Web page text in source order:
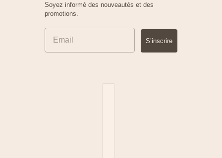
Soyez informé des nouveautés et des
promotions.
S’inscrire